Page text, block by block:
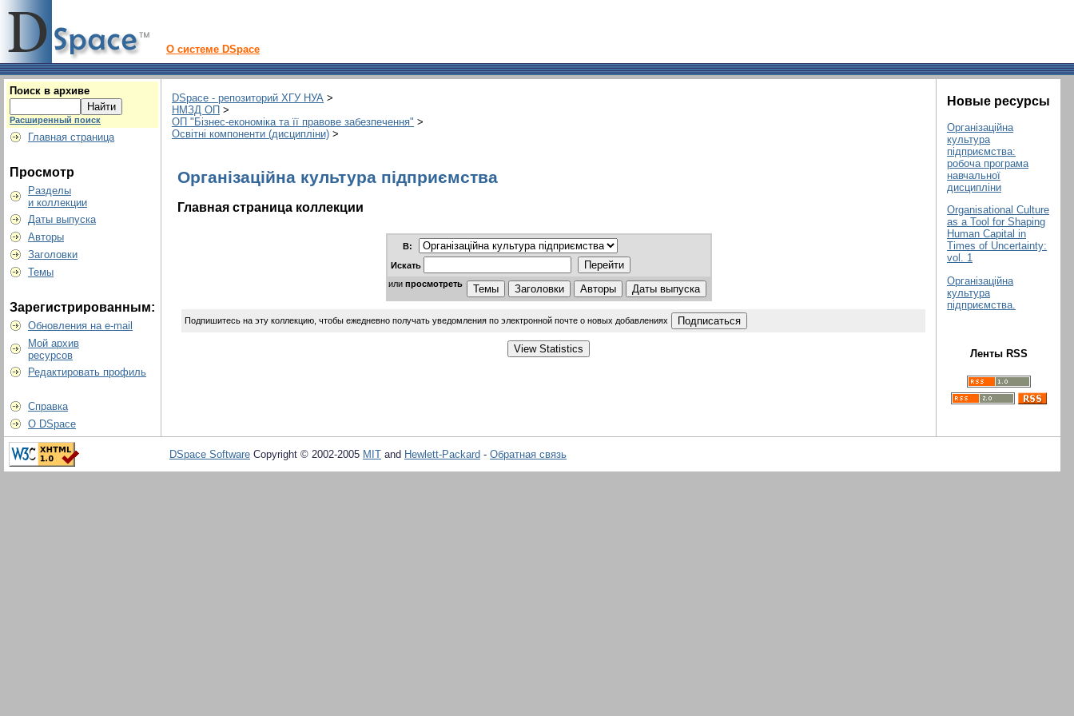
О системе DSpace
Поиск в архиве
Расширенный поиск
Главная страница
Просмотр
Разделы
и коллекции
Даты выпуска
Авторы
Заголовки
Темы
Зарегистрированным:
Обновления на e-mail
Мой архив
ресурсов
Редактировать профиль
Справка
О DSpace
DSpace - репозиторий ХГУ НУА >
НМЗД ОП >
ОП "Бізнес-економіка та її правове забезпечення" >
Освітні компоненти (дисципліни) >
Організаційна культура підприємства
Главная страница коллекции
В:
Искать
или просмотреть
Подпишитесь на эту коллекцию, чтобы ежедневно получать уведомления по электронной почте о новых добавлениях
Новые ресурсы
Організаційна
культура
підприємства:
робоча програма
навчальної
дисципліни
Organisational Culture
as a Tool for Shaping
Human Capital in
Times of Uncertainty:
vol. 1
Організаційна
культура
підприємства.
Ленты RSS
DSpace Software Copyright © 2002-2005 MIT and Hewlett-Packard - Обратная связь